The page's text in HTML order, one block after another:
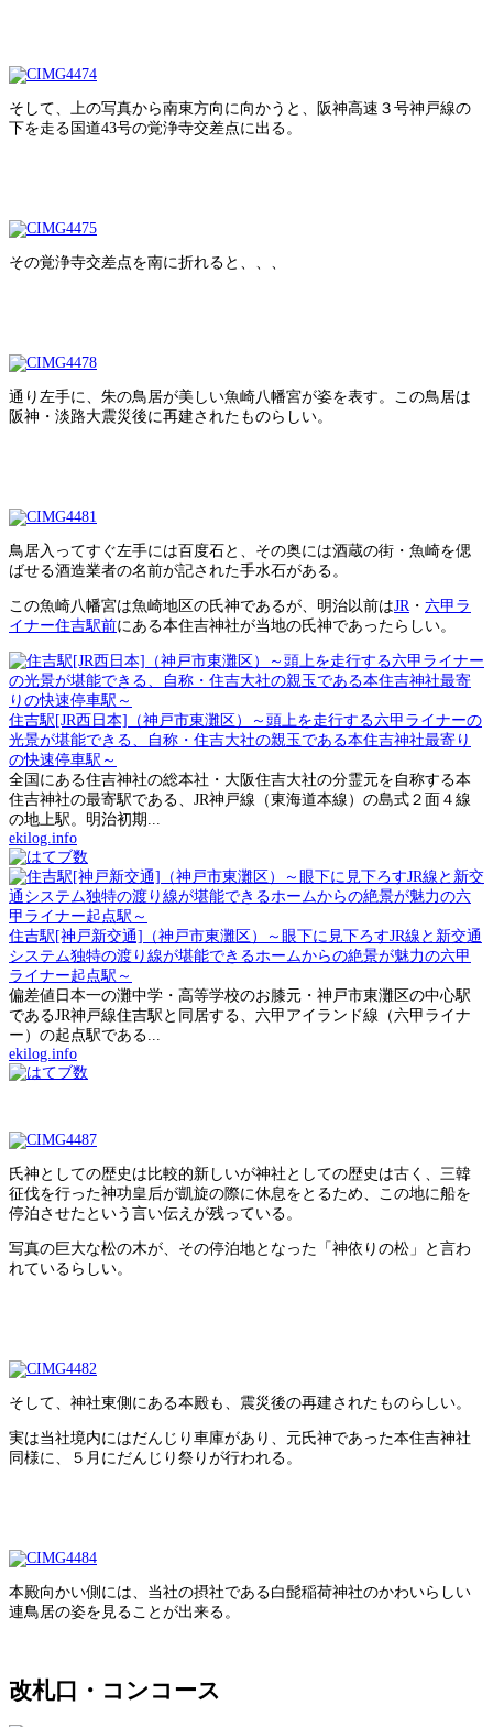
そして、上の写真から南東方向に向かうと、阪神高速３号神戸線の
下を走る国道43号の覚浄寺交差点に出る。
その覚浄寺交差点を南に折れると、、、
通り左手に、朱の鳥居が美しい魚崎八幡宮が姿を表す。この鳥居は
阪神・淡路大震災後に再建されたものらしい。
鳥居入ってすぐ左手には百度石と、その奥には酒蔵の街・魚崎を偲
ばせる酒造業者の名前が記された手水石がある。
この魚崎八幡宮は魚崎地区の氏神であるが、明治以前はJR・ 六甲ラ
イナー住吉駅前にある本住吉神社が当地の氏神であったらしい。
住吉駅[JR西日本]（神戸市東灘区）～頭上を走行する六甲ライナーの
光景が堪能できる、自称・住吉大社の親玉である本住吉神社最寄り
の快速停車駅～
全国にある住吉神社の総本社・大阪住吉大社の分霊元を自称する本
住吉神社の最寄駅である、JR神戸線（東海道本線）の島式２面４線
の地上駅。明治初期...
ekilog.info
住吉駅[神戸新交通]（神戸市東灘区）～眼下に見下ろすJR線と新交通
システム独特の渡り線が堪能できるホームからの絶景が魅力の六甲
ライナー起点駅～
偏差値日本一の灘中学・高等学校のお膝元・神戸市東灘区の中心駅
であるJR神戸線住吉駅と同居する、六甲アイランド線（六甲ライナ
ー）の起点駅である...
ekilog.info
氏神としての歴史は比較的新しいが神社としての歴史は古く、三韓
征伐を行った神功皇后が凱旋の際に休息をとるため、この地に船を
停泊させたという言い伝えが残っている。
写真の巨大な松の木が、その停泊地となった「神依りの松」と言わ
れているらしい。
そして、神社東側にある本殿も、震災後の再建されたものらしい。
実は当社境内にはだんじり車庫があり、元氏神であった本住吉神社
同様に、５月にだんじり祭りが行われる。
本殿向かい側には、当社の摂社である白髭稲荷神社のかわいらしい
連鳥居の姿を見ることが出来る。
改札口・コンコース